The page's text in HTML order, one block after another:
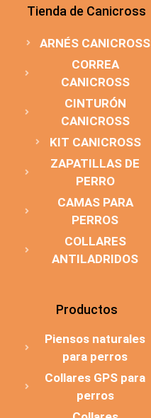
Tienda de Canicross
ARNÉS CANICROSS
CORREA
CANICROSS
CINTURÓN
CANICROSS
KIT CANICROSS
ZAPATILLAS DE
PERRO
CAMAS PARA
PERROS
COLLARES
ANTILADRIDOS
Productos
Piensos naturales
para perros
Collares GPS para
perros